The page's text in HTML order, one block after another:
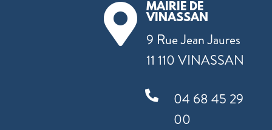

MAIRIE DE
VINASSAN
9 Rue Jean Jaures
11 110 VINASSAN

04 68 45 29
00